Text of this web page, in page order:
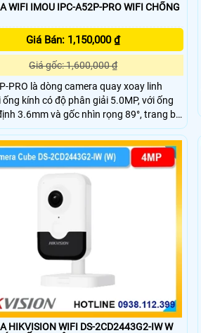
IMOU IPC-A52P-PRO WIFI CHỐNG
Giá Bán: 1,150,000 ₫
Giá gốc: 1,600,000 ₫
PRO là dòng camera quay xoay linh
ống kính có độ phân giải 5.0MP, với ống
3.6mm và gốc nhìn rọng 89°, trang bị
ánh sáng ban đêm thông minh, thích hợp
hợp cổng LAN, trang bị nhiều tính năng
HIKVISION WIFI DS-2CD2443G2-IW W